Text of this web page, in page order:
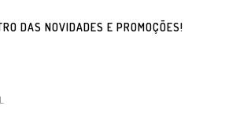
DAS NOVIDADES E PROMOÇÕES!